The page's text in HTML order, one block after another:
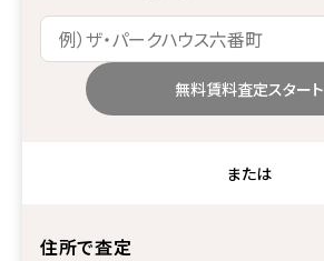
無料賃料査定スタート
または
住所で査定